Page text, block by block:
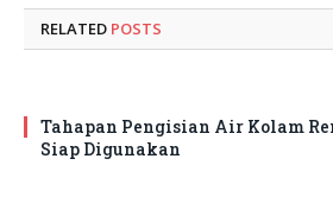
RELATED POSTS
Tahapan Pengisian Air Kolam
Siap Digunakan